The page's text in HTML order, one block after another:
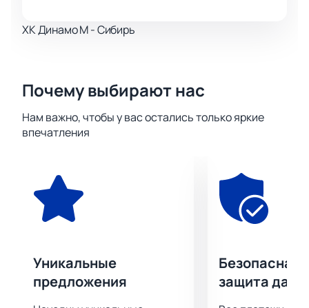
ХК Динамо М - Сибирь
Почему выбирают нас
Нам важно, чтобы у вас остались только яркие
впечатления
Уникальные
предложения
Безопасная
защита